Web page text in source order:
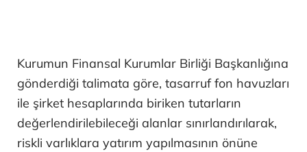
Kurumun Finansal Kurumlar Birliği Başkanlığına
gönderdiği talimata göre, tasarruf fon havuzları
ile şirket hesaplarında biriken tutarların
değerlendirilebileceği alanlar sınırlandırılarak,
riskli varlıklara yatırım yapılmasının önüne